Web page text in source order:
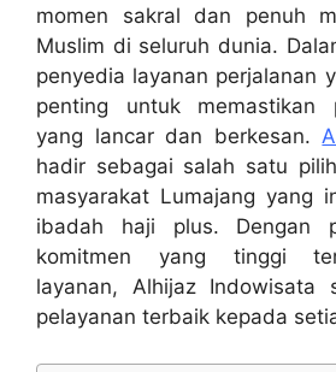
momen sakral dan penuh
Muslim di seluruh dunia.
penyedia layanan perjalanan
penting untuk memastikan
yang lancar dan berkesan.
hadir sebagai salah satu
masyarakat Lumajang yang
ibadah haji plus. Dengan
komitmen yang tinggi
layanan, Alhijaz Indowisata
pelayanan terbaik kepada